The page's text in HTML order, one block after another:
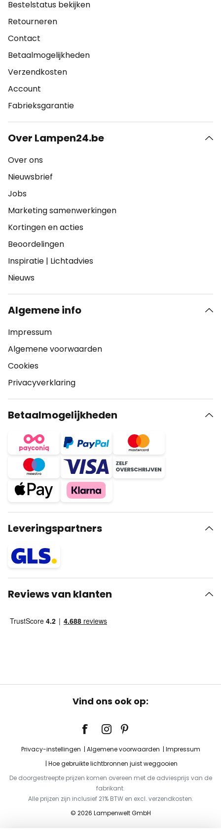
Bestelstatus bekijken
Retourneren
Contact
Betaalmogelijkheden
Verzendkosten
Account
Fabrieksgarantie
Over Lampen24.be
Over ons
Nieuwsbrief
Jobs
Marketing samenwerkingen
Kortingen en acties
Beoordelingen
Inspiratie | Lichtadvies
Nieuws
Algemene info
Impressum
Algemene voorwaarden
Cookies
Privacyverklaring
Betaalmogelijkheden
Leveringspartners
Reviews van klanten
Vind ons ook op:
Privacy-instellingen Algemene voorwaarden
Impressum
Hoe gebruikte lichtbronnen juist weggooien
De doorgestreepte prijzen komen overeen met de adviesprijs van de
fabrikant.
Alle prijzen zijn inclusief 21% BTW en excl. verzendkosten.
© 2026 Lampenwelt GmbH